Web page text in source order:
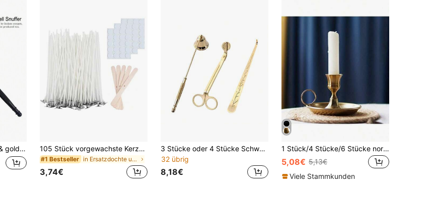
Geburtstag, Abschluss und andere Anlässe 105 Stück vorgewachste Kerzendochte für Kerzenzubereitung, Kerzen DIY, Heimdekoration, Schlafzimmer, Hochzeit, Feiertags-Geschenke, Feiern, Heimdekoration
#1 Bestseller in Ersatzdochte und Dochtschneider für Laternen
3,74€
3 Stücke oder 4 Stücke Schwarz/Silber/Roségold Kerzenwerkzeug Set glänzendes Kerzenwerkzeug Set aus Edelstahl Kerzenwerkzeug Set Werkzeug Set Kerzen-Docht-Trimmer, Kerzen-Docht-Taucher, Kerzen-Docht-Löschgerät, Kerzen-Taucher für Kerzenliebhaber Kerzen-Zubehör Set Löschgerät
32 übrig
8,18€
1 Stück/4 Stücke/6 Stücke nordischer Luxus Kupfer Kerzenständer, Hochzeit Party Esstisch Dekor Kerzenhalter, Geburtstags Party Paar Date Heiratsantrag Kerzenlicht Dinner Kerzenständer Deko, Bar Party lange Stangen Kerzenbasis, Halloween Weihnachten Dekoration
5,08€ 5,13€
Viele Stammkunden